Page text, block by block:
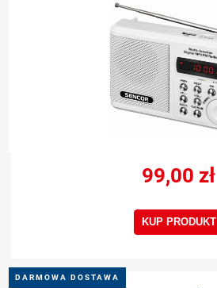
99,00 zł
KUP PRODUKT
DARMOWA DOSTAWA